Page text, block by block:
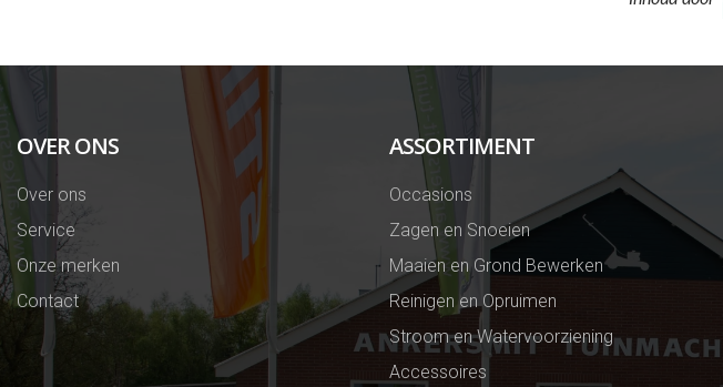
OVER ONS
Over ons
Service
Onze merken
Contact
ASSORTIMENT
Occasions
Zagen en Snoeien
Maaien en Grond Bewerken
Reinigen en Opruimen
Stroom en Watervoorziening
Accessoires